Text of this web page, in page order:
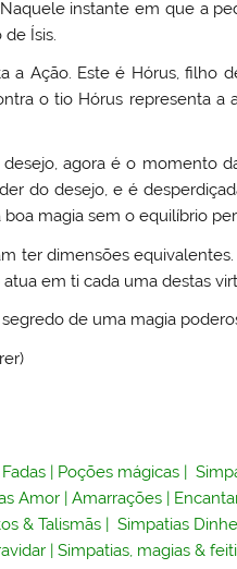
instante em que a
Ísis.
Ação. Este é Hórus, filho
o tio Hórus representa a
agora é o momento
do desejo, e é
magia sem o equilíbrio
ter dimensões
em ti cada uma destas
de uma magia
| Poções mágicas |
Amor |Amarrações |
& Talismãs |Simpatias
|Simpatias, magias &